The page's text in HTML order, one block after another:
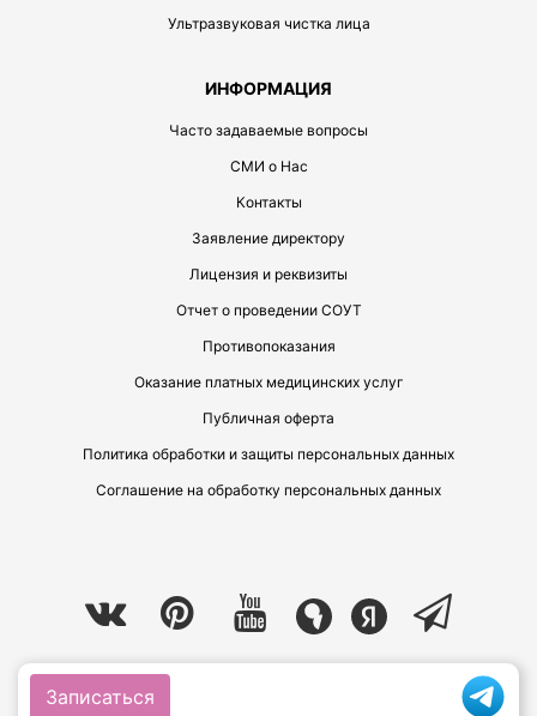
Записаться
Ультразвуковая чистка лица
ИНФОРМАЦИЯ
Часто задаваемые вопросы
СМИ о Нас
Контакты
Заявление директору
Лицензия и реквизиты
Отчет о проведении СОУТ
Противопоказания
Оказание платных медицинских услуг
Публичная оферта
Политика обработки и защиты персональных данных
Соглашение на обработку персональных данных
© КЛИНИКА ЛАЗЕРНОЙ ЭСТЕТИЧЕСКОЙ МЕДИЦИНЫ «ОТРАЖЕНИЕ»